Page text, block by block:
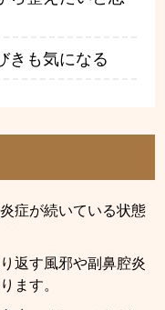
きも気になる
症が続いている状態
返す風邪や副鼻腔炎
ます。